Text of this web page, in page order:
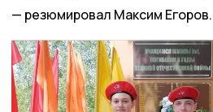
резюмировал Максим Егоров.